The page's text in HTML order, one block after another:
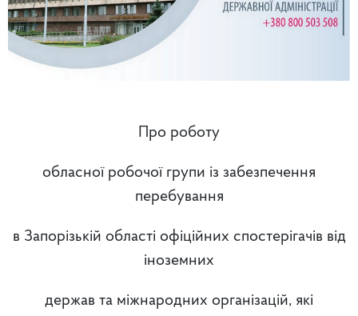
Про роботу
обласної робочої групи із забезпечення
перебування
в Запорізькій області офіційних спостерігачів від
іноземних
держав та міжнародних організацій, які